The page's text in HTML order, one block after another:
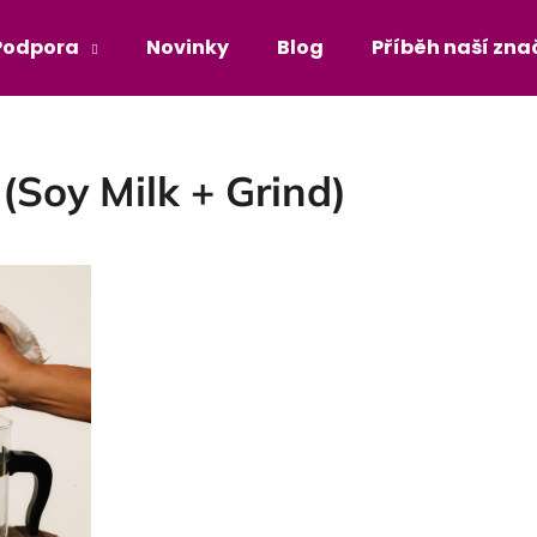
Novinky Blog Příběh naší
Milk + Grind)